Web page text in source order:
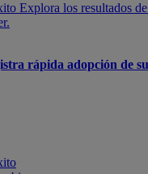
Explora los resultados
rápida adopción de